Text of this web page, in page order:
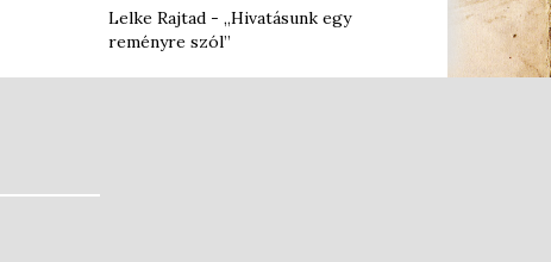
Lelke Rajtad - „Hivatásunk egy
reményre szól”